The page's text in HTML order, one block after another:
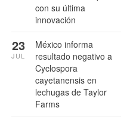
con su última
innovación
México informa
resultado negativo a
Cyclospora
cayetanensis en
lechugas de Taylor
Farms
23
JUL